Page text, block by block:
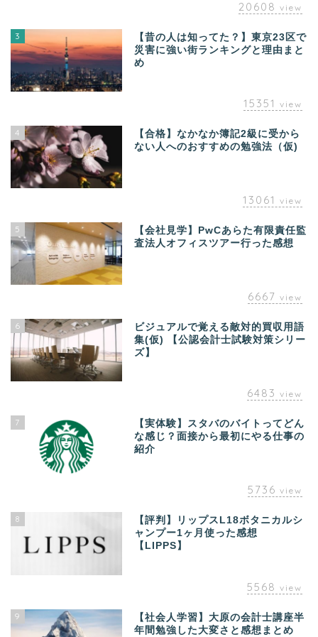
20608 view
3
【昔の人は知ってた？】東京23区で
災害に強い街ランキングと理由まと
め
15351 view
4
【合格】なかなか簿記2級に受から
ない人へのおすすめの勉強法（仮)
13061 view
5
【会社見学】PwCあらた有限責任監
査法人オフィスツアー行った感想
6667 view
6
ビジュアルで覚える敵対的買収用語
集(仮) 【公認会計士試験対策シリー
ズ】
6483 view
7
【実体験】スタバのバイトってどん
な感じ？面接から最初にやる仕事の
紹介
5736 view
8
【評判】リップスL18ボタニカルシ
ャンプー1ヶ月使った感想
【LIPPS】
5568 view
9
【社会人学習】大原の会計士講座半
年間勉強した大変さと感想まとめ